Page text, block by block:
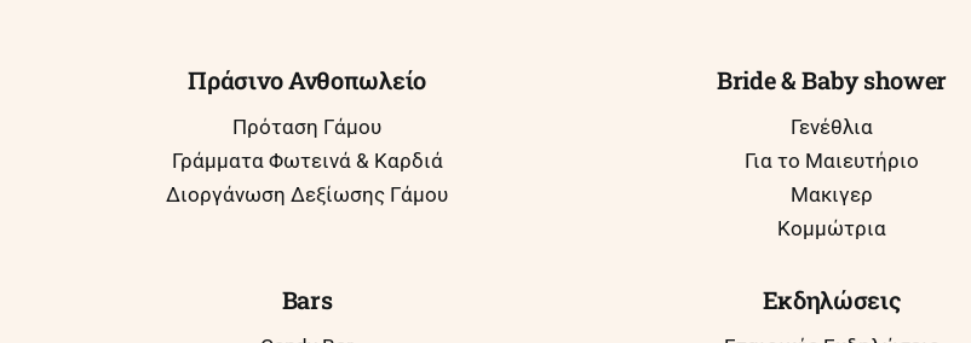
Πράσινο Ανθοπωλείο
Πρόταση Γάμου
Γράμματα Φωτεινά & Καρδιά
Διοργάνωση Δεξίωσης Γάμου
Bride & Baby shower
Γενέθλια
Για το Μαιευτήριο
Μακιγερ
Κομμώτρια
Bars Εκδηλώσεις